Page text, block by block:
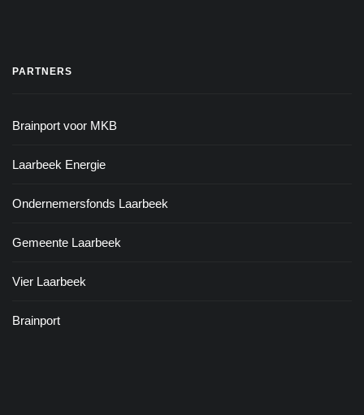
PARTNERS
Brainport voor MKB
Laarbeek Energie
Ondernemersfonds Laarbeek
Gemeente Laarbeek
Vier Laarbeek
Brainport